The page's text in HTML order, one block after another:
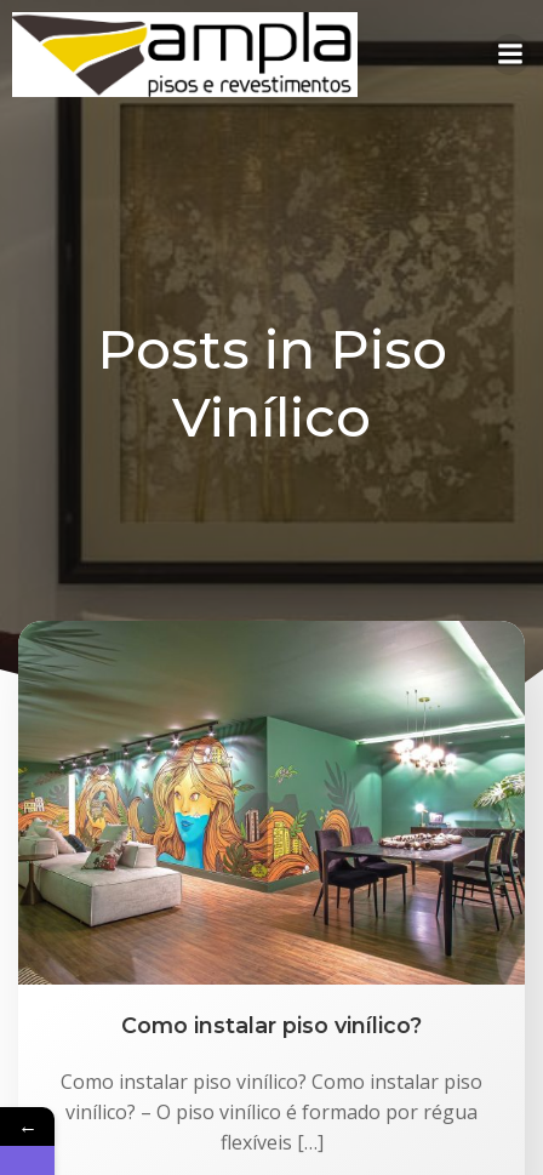
Pular
para
o
conteúdo
Posts in Piso
Vinílico
Como instalar piso vinílico?
Como instalar piso vinílico? Como instalar piso
vinílico? – O piso vinílico é formado por régua
flexíveis […]
←